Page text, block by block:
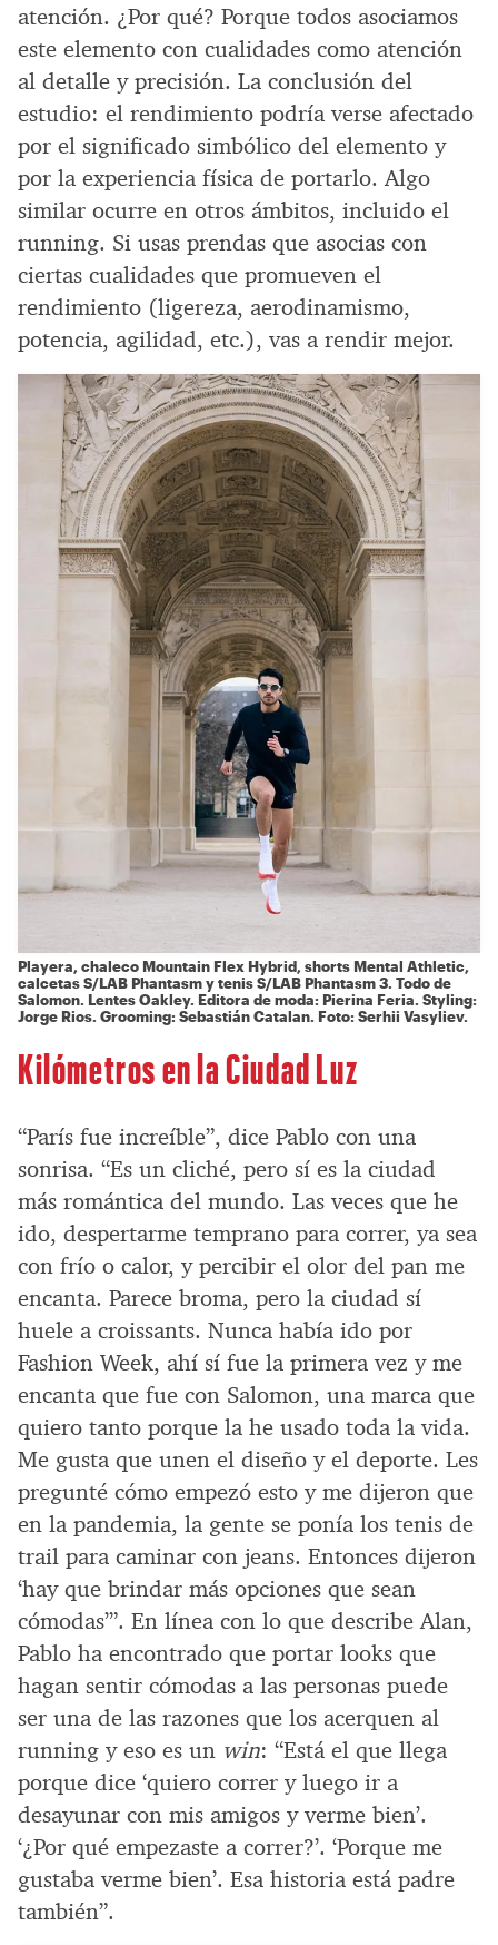
atención. ¿Por qué? Porque todos asociamos
este elemento con cualidades como atención
al detalle y precisión. La conclusión del
estudio: el rendimiento podría verse afectado
por el significado simbólico del elemento y
por la experiencia física de portarlo. Algo
similar ocurre en otros ámbitos, incluido el
running. Si usas prendas que asocias con
ciertas cualidades que promueven el
rendimiento (ligereza, aerodinamismo,
potencia, agilidad, etc.), vas a rendir mejor.
Playera, chaleco Mountain Flex Hybrid, shorts Mental Athletic,
calcetas S/LAB Phantasm y tenis S/LAB Phantasm 3. Todo de
Salomon. Lentes Oakley. Editora de moda: Pierina Feria. Styling:
Jorge Rios. Grooming: Sebastián Catalan. Foto: Serhii Vasyliev.
Kilómetros en la Ciudad Luz
“París fue increíble”, dice Pablo con una
sonrisa. “Es un cliché, pero sí es la ciudad
más romántica del mundo. Las veces que he
ido, despertarme temprano para correr, ya sea
con frío o calor, y percibir el olor del pan me
encanta. Parece broma, pero la ciudad sí
huele a croissants. Nunca había ido por
Fashion Week, ahí sí fue la primera vez y me
encanta que fue con Salomon, una marca que
quiero tanto porque la he usado toda la vida.
Me gusta que unen el diseño y el deporte. Les
pregunté cómo empezó esto y me dijeron que
en la pandemia, la gente se ponía los tenis de
trail para caminar con jeans. Entonces dijeron
‘hay que brindar más opciones que sean
cómodas’”. En línea con lo que describe Alan,
Pablo ha encontrado que portar looks que
hagan sentir cómodas a las personas puede
ser una de las razones que los acerquen al
running y eso es un win: “Está el que llega
porque dice ‘quiero correr y luego ir a
desayunar con mis amigos y verme bien’.
‘¿Por qué empezaste a correr?’. ‘Porque me
gustaba verme bien’. Esa historia está padre
también”.